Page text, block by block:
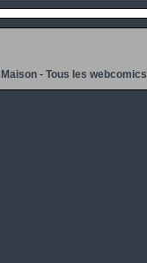
Maison -Tous les webcomics